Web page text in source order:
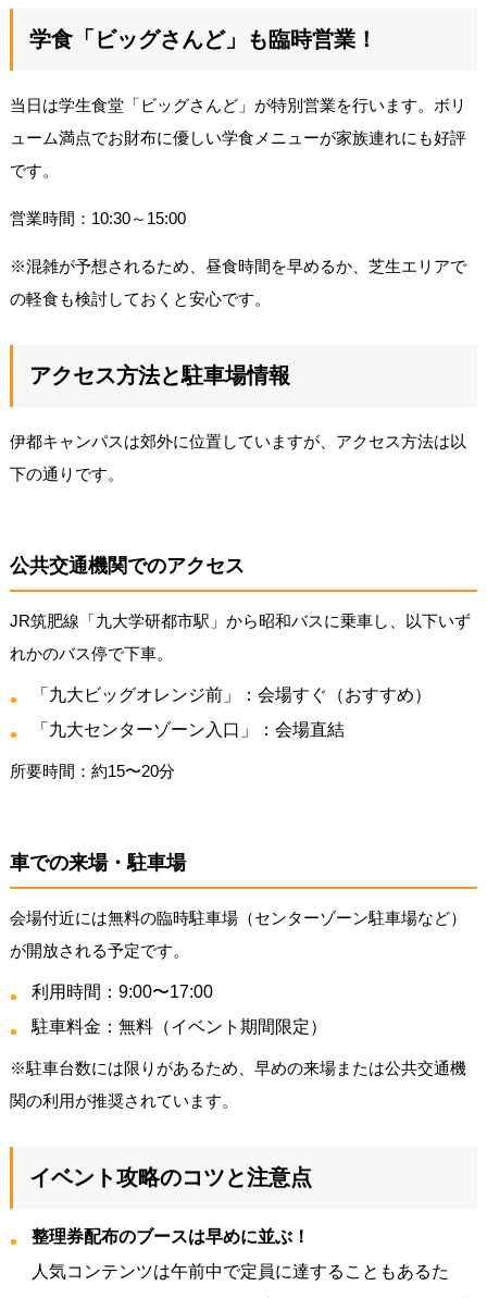
学食「ビッグさんど」も臨時営業！
当日は学生食堂「ビッグさんど」が特別営業を行います。ボリ
ューム満点でお財布に優しい学食メニューが家族連れにも好評
です。
営業時間：10:30～15:00
※混雑が予想されるため、昼食時間を早めるか、芝生エリアで
の軽食も検討しておくと安心です。
アクセス方法と駐車場情報
伊都キャンパスは郊外に位置していますが、アクセス方法は以
下の通りです。
公共交通機関でのアクセス
JR筑肥線「九大学研都市駅」から昭和バスに乗車し、以下いず
れかのバス停で下車。
「九大ビッグオレンジ前」：会場すぐ（おすすめ）
「九大センターゾーン入口」：会場直結
所要時間：約15〜20分
車での来場・駐車場
会場付近には無料の臨時駐車場（センターゾーン駐車場など）
が開放される予定です。
利用時間：9:00〜17:00
駐車料金：無料（イベント期間限定）
※駐車台数には限りがあるため、早めの来場または公共交通機
関の利用が推奨されています。
イベント攻略のコツと注意点
整理券配布のブースは早めに並ぶ！
人気コンテンツは午前中で定員に達することもあるた